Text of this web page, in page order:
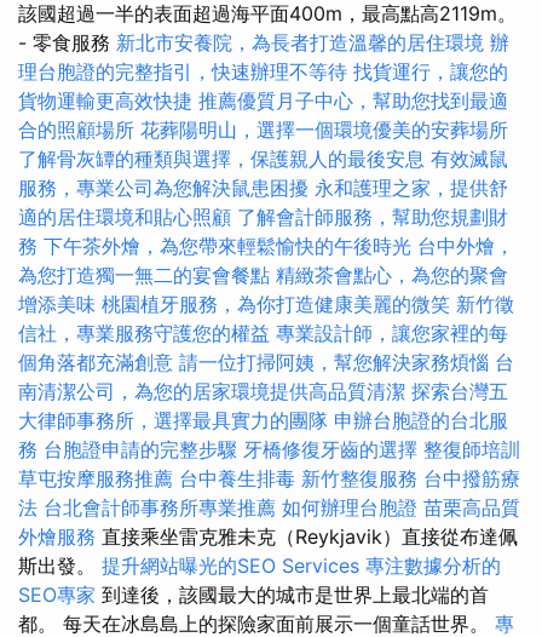
該國超過一半的表面超過海平面400m，最高點高2119m。
- 零食服務 新北市安養院，為長者打造溫馨的居住環境 辦
理台胞證的完整指引，快速辦理不等待 找貨運行，讓您的
貨物運輸更高效快捷 推薦優質月子中心，幫助您找到最適
合的照顧場所 花葬陽明山，選擇一個環境優美的安葬場所
了解骨灰罈的種類與選擇，保護親人的最後安息 有效滅鼠
服務，專業公司為您解決鼠患困擾 永和護理之家，提供舒
適的居住環境和貼心照顧 了解會計師服務，幫助您規劃財
務 下午茶外燴，為您帶來輕鬆愉快的午後時光 台中外燴，
為您打造獨一無二的宴會餐點 精緻茶會點心，為您的聚會
增添美味 桃園植牙服務，為你打造健康美麗的微笑 新竹徵
信社，專業服務守護您的權益 專業設計師，讓您家裡的每
個角落都充滿創意 請一位打掃阿姨，幫您解決家務煩惱 台
南清潔公司，為您的居家環境提供高品質清潔 探索台灣五
大律師事務所，選擇最具實力的團隊 申辦台胞證的台北服
務 台胞證申請的完整步驟 牙橋修復牙齒的選擇 整復師培訓
草屯按摩服務推薦 台中養生排毒 新竹整復服務 台中撥筋療
法 台北會計師事務所專業推薦 如何辦理台胞證 苗栗高品質
外燴服務 直接乘坐雷克雅未克（Reykjavik）直接從布達佩
斯出發。 提升網站曝光的SEO Services 專注數據分析的
SEO專家 到達後，該國最大的城市是世界上最北端的首
都。 每天在冰島島上的探險家面前展示一個童話世界。 專